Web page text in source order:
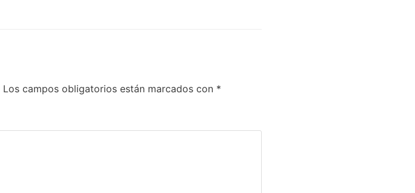
Los campos obligatorios están marcados con *